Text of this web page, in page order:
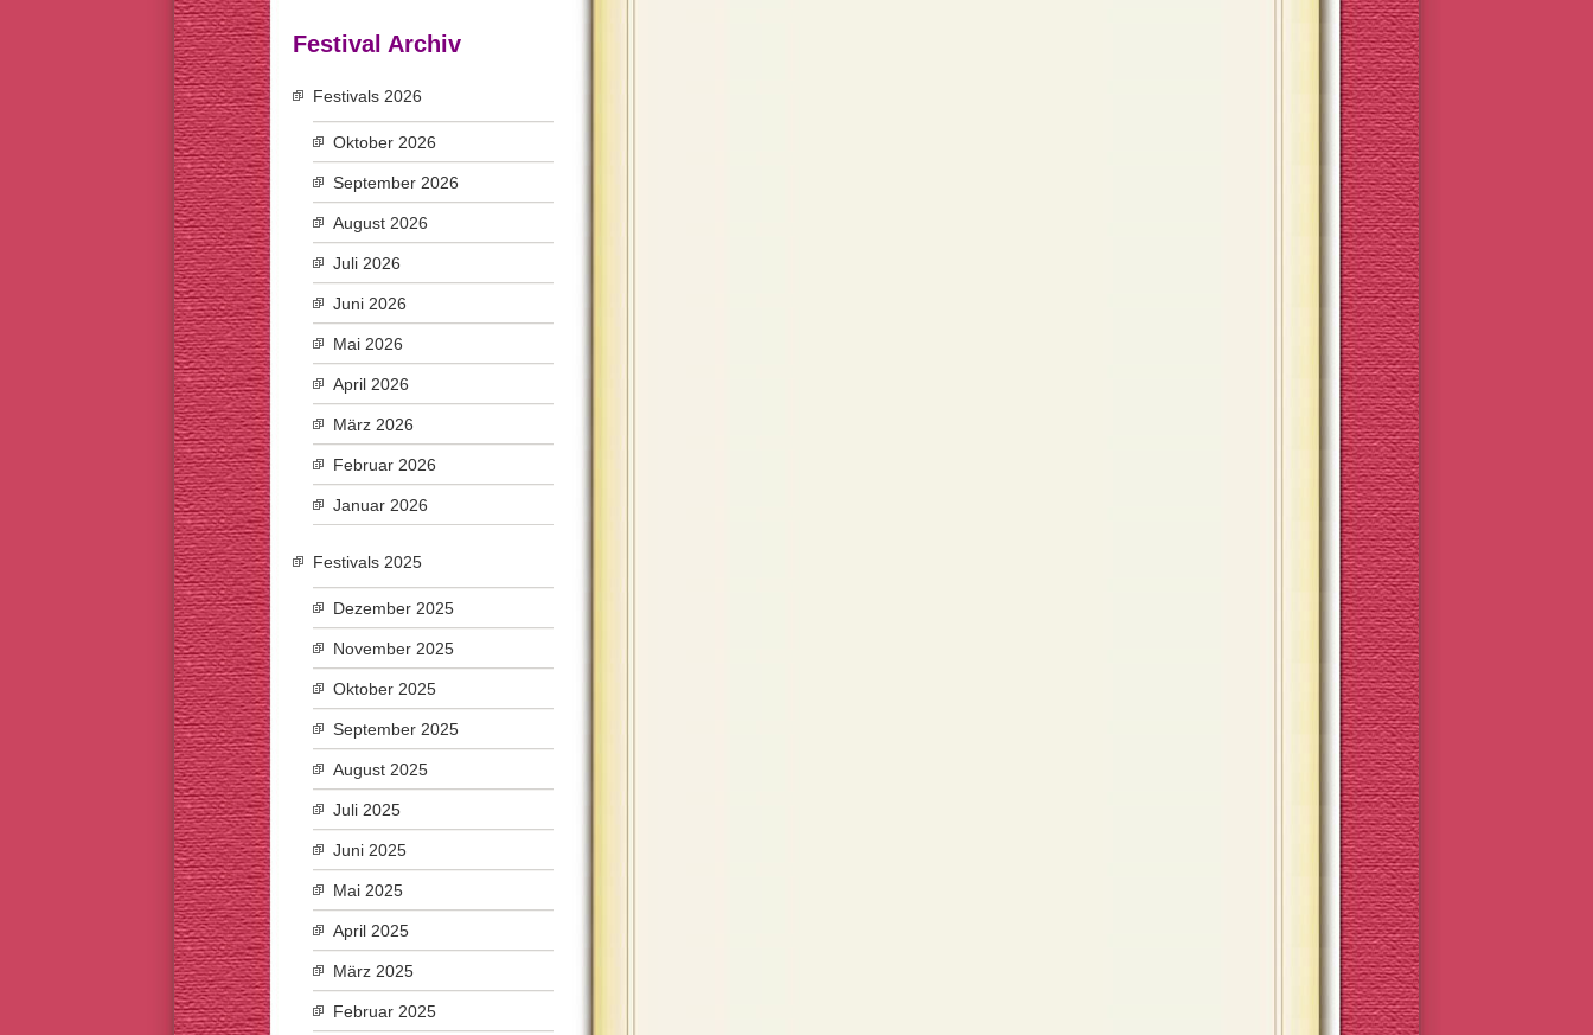
Festival Archiv
Festivals 2026
Oktober 2026
September 2026
August 2026
Juli 2026
Juni 2026
Mai 2026
April 2026
März 2026
Februar 2026
Januar 2026
Festivals 2025
Dezember 2025
November 2025
Oktober 2025
September 2025
August 2025
Juli 2025
Juni 2025
Mai 2025
April 2025
März 2025
Februar 2025